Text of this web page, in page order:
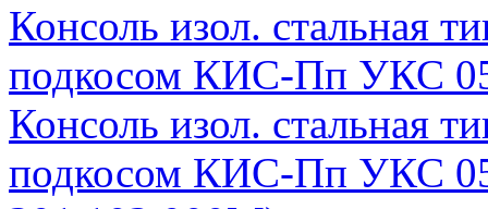
Консоль изол. стальная
подкосом КИС-Пп УКС
Консоль изол. стальная
подкосом КИС-Пп УКС